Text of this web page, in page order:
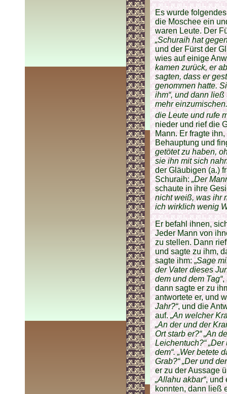
Es wurde
die Moschee ein
waren Leute. Der
„Schuraih hat
und der Fürst der
wies auf einige
kamen zurück, er
sagten, dass er
genommen hatte.
ihm“, und dann
mehr
die Leute und rufe
nieder und rief die
Mann. Er fragte
Behauptung und
getötet zu haben,
sie ihn mit sich
der Gläubigen (a.)
Schuraih:„Der
schaute in ihre
nicht weiß, was ihr
ich wirklich wenig
Er befahl ihnen,
Jeder Mann von
zu stellen. Dann
und sagte zu ihm,
sagte ihm: „Sage
der Vater dieses
dem und dem Tag“,
dann sagte er zu
antwortete er, und
Jahr?“, und die
auf.„An welcher
„An der und der
Ort starb er?“ „An
Leichentuch?“ „Der
dem“. „Wer betete
Grab?“ „Der und
er zu der Aussage
„Allahu akbar“, und
konnten, dann ließ